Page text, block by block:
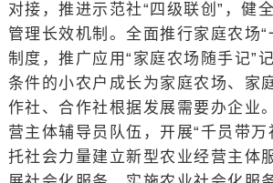
对接，推进示范社“四级联创”，健
管理长效机制。全面推行家庭农场“
制度，推广应用“家庭农场随手记”
条件的小农户成长为家庭农场、家
作社、合作社根据发展需要办企业
营主体辅导员队伍，开展“千员带万
托社会力量建立新型农业经营主体